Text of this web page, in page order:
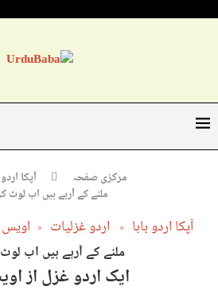
مرکزی صفحہ
آپکا اردو
ملنے کے آرہے ہیں اب لوٹ
آپکا اردو بابا اردو غزلیات
ملنے کے آرہے ہیں اب
ایک اردو غزل از